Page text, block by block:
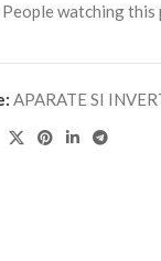
People watching this
APARATE SI